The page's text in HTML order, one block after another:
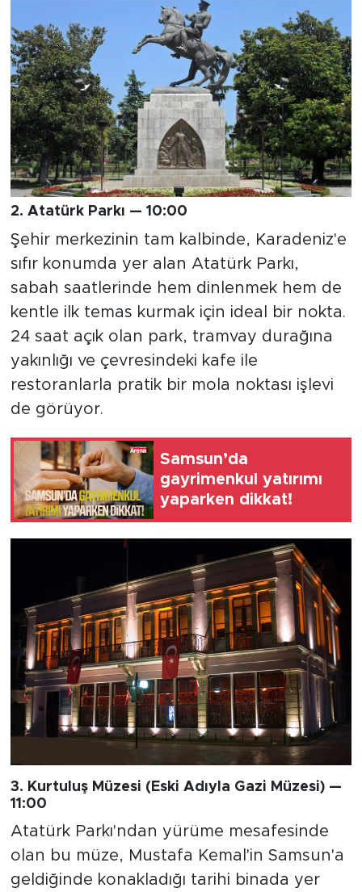
2. Atatürk Parkı — 10:00
Şehir merkezinin tam kalbinde, Karadeniz'e
sıfır konumda yer alan Atatürk Parkı,
sabah saatlerinde hem dinlenmek hem de
kentle ilk temas kurmak için ideal bir nokta.
24 saat açık olan park, tramvay durağına
yakınlığı ve çevresindeki kafe ile
restoranlarla pratik bir mola noktası işlevi
de görüyor.
Samsun’da
gayrimenkul yatırımı
yaparken dikkat!
3. Kurtuluş Müzesi (Eski Adıyla Gazi Müzesi) —
11:00
Atatürk Parkı'ndan yürüme mesafesinde
olan bu müze, Mustafa Kemal'in Samsun'a
geldiğinde konakladığı tarihi binada yer